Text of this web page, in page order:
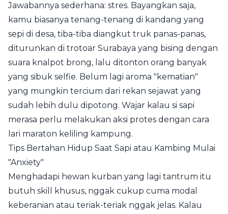
Jawabannya sederhana: stres. Bayangkan saja,
kamu biasanya tenang-tenang di kandang yang
sepi di desa, tiba-tiba diangkut truk panas-panas,
diturunkan di trotoar Surabaya yang bising dengan
suara knalpot brong, lalu ditonton orang banyak
yang sibuk selfie. Belum lagi aroma "kematian"
yang mungkin tercium dari rekan sejawat yang
sudah lebih dulu dipotong. Wajar kalau si sapi
merasa perlu melakukan aksi protes dengan cara
lari maraton keliling kampung.
Tips Bertahan Hidup Saat Sapi atau Kambing Mulai
"Anxiety"
Menghadapi hewan kurban yang lagi tantrum itu
butuh skill khusus, nggak cukup cuma modal
keberanian atau teriak-teriak nggak jelas. Kalau